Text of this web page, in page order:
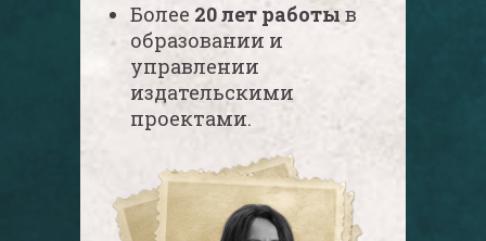
Более 20 лет работы в
образовании и
управлении
издательскими
проектами.